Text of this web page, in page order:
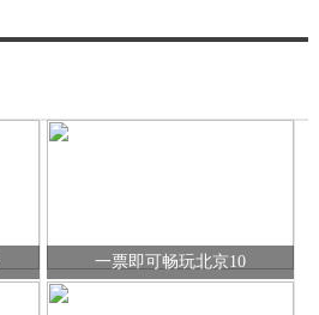
一票即可畅玩北京10